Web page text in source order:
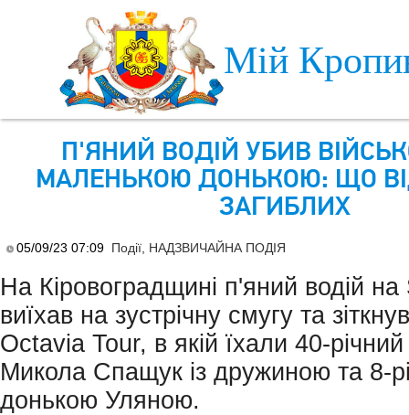
Мій
П'ЯНИЙ ВОДІЙ УБИВ
МАЛЕНЬКОЮ ДОНЬКОЮ: ЩО
ЗАГИБЛИХ
05/09/23 07:09 Події НАДЗВИЧАЙНА ПОДІЯ
На Кіровоградщині п'яний водій
виїхав на зустрічну смугу та
Octavia Tour, в якій їхали 40-річний
Микола Спащук із дружиною та 8-
донькою Уляною.